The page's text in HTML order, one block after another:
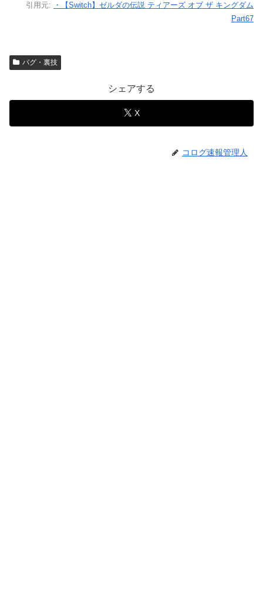
引用元:
・【Switch】ゼルダの伝説 ティアーズ オブ ザ キングダム
Part67
バグ・裏技
シェアする
X
コログ速報管理人